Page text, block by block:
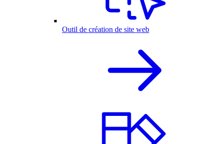
Outil de création de site web